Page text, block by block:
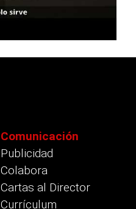
Comunicación
Publicidad
Colabora
Cartas al Director
Currículum